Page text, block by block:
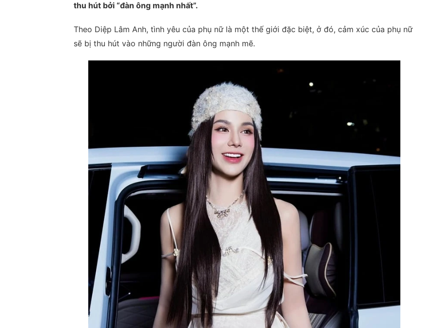
thu hút bởi “đàn ông mạnh nhất”.
Theo Diệp Lâm Anh, tình yêu của phụ nữ là một thế giới đặc biệt, ở đó, cảm xúc của phụ nữ
sẽ bị thu hút vào những người đàn ông mạnh mẽ.